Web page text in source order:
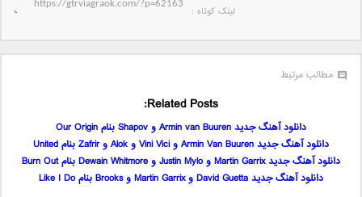
لینک کوتاه‌ :
مطالب مرتبط
Related Posts:
دانلود آهنگ جدید Armin van Buuren و Shapov بنام Our Origin
دانلود آهنگ جدید Armin Van Buuren و Vini Vici و Alok و Zafrir بنام United
دانلود آهنگ جدید Martin Garrix و Justin Mylo و Dewain Whitmore بنام Burn Out
دانلود آهنگ جدید David Guetta و Martin Garrix و Brooks بنام Like I Do